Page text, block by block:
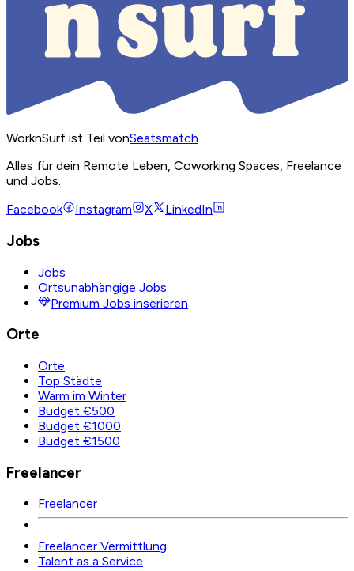
WorknSurf ist Teil vonSeatsmatch
Alles für dein Remote Leben, Coworking Spaces, Freelance
und Jobs.
Facebook
Instagram X LinkedIn
Jobs
Jobs
Ortsunabhängige Jobs
Premium Jobs inserieren
Orte
Orte
Top Städte
Warm im Winter
Budget €500
Budget €1000
Budget €1500
Freelancer
Freelancer
Freelancer Vermittlung
Talent as a Service